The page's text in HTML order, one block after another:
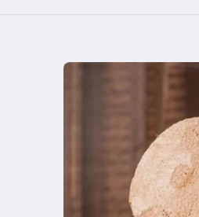
Zu
Produktinformationen